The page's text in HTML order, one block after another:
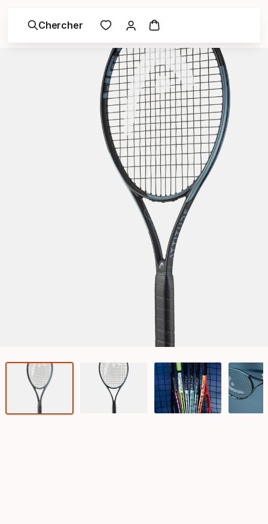
Chercher